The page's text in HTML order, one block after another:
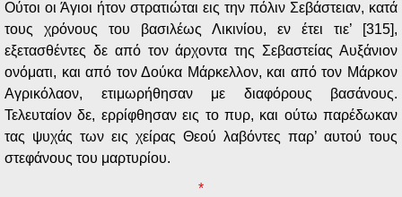
Ούτοι οι Άγιοι ήτον στρατιώται εις την πόλιν Σεβάστειαν, κατά
τους χρόνους του βασιλέως Λικινίου, εν έτει τιε’ [315],
εξετασθέντες δε από τον άρχοντα της Σεβαστείας Αυξάνιον
ονόματι, και από τον Δούκα Μάρκελλον, και από τον Μάρκον
Αγρικόλαον, ετιμωρήθησαν με διαφόρους βασάνους.
Τελευταίον δε, ερρίφθησαν εις το πυρ, και ούτω παρέδωκαν
τας ψυχάς των εις χείρας Θεού λαβόντες παρ’ αυτού τους
στεφάνους του μαρτυρίου.
*